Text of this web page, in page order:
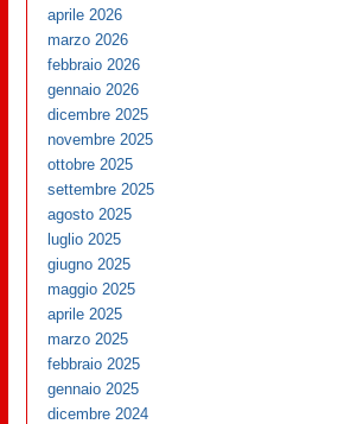
aprile 2026
marzo 2026
febbraio 2026
gennaio 2026
dicembre 2025
novembre 2025
ottobre 2025
settembre 2025
agosto 2025
luglio 2025
giugno 2025
maggio 2025
aprile 2025
marzo 2025
febbraio 2025
gennaio 2025
dicembre 2024